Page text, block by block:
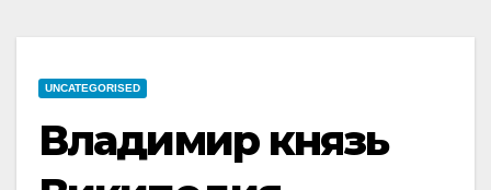
UNCATEGORISED
Владимир князь